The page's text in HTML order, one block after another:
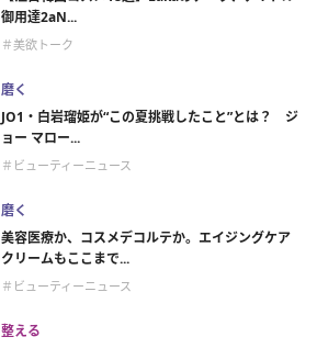
御用達2aN...
＃美欲トーク
磨く
JO1・白岩瑠姫が“この夏挑戦したこと”とは？ ジ
ョー マロー...
＃ビューティーニュース
磨く
美容医療か、コスメデコルテか。エイジングケア
クリームもここまで...
＃ビューティーニュース
整える